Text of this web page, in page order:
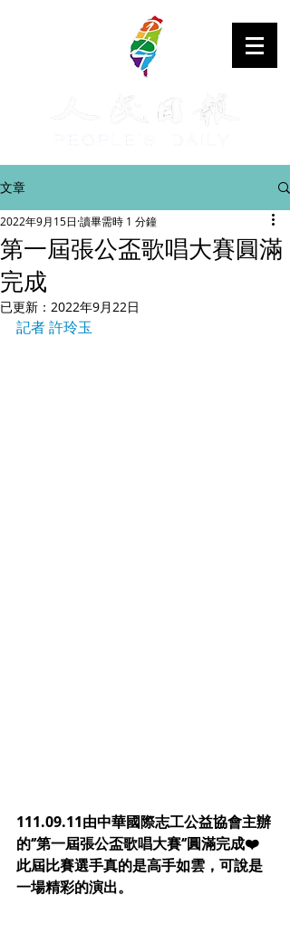
文章
第一屆張公盃歌唱大賽圓滿
完成
2022年9月15日 讀畢需時 1 分鐘
已更新： 2022年9月22日
記者 許玲玉
111.09.11由中華國際志工公益協會主辦
的‘’第一屆張公盃歌唱大賽‘’圓滿完成❤️
此屆比賽選手真的是高手如雲，可說是
一場精彩的演出。